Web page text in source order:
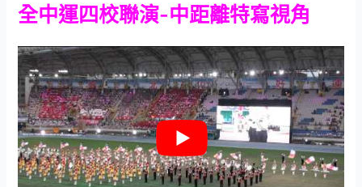
全中運四校聯演-中距離特寫視角